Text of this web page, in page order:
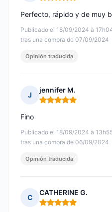
Publicado el 18/09/2024 à
tras una compra de 07/09/2024
Perfecto, rápido y de muy
Opinión traducida
J
jennifer M.
Nota: 5 de 5
Publicado el 18/09/2024 à
tras una compra de 06/09/2024
Fino
Opinión traducida
C
CATHERINE G.
Nota: 5 de 5